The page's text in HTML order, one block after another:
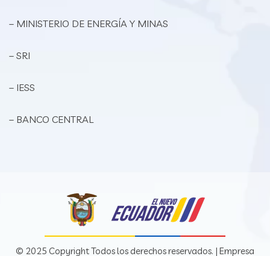
– MINISTERIO DE ENERGÍA Y MINAS
– SRI
– IESS
– BANCO CENTRAL
© 2025 Copyright Todos los derechos reservados. | Empresa